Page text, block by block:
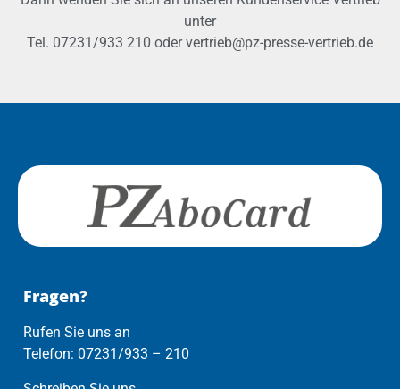
unter
Tel. 07231/933 210 oder vertrieb@pz-presse-vertrieb.de
Fragen?
Rufen Sie uns an
Telefon: 07231/933 – 210